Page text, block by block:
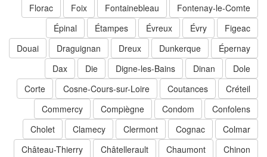
Fontenay-le-Comte
Fontainebleau
Foix
Florac
Figeac
Évry
Évreux
Étampes
Épinal
Épernay
Dunkerque
Dreux
Draguignan
Douai
Dole
Dinan
Digne-les-Bains
Créteil
Coutances
Cosne-Cours-sur-Loire
Corte
Confolens
Condom
Compiègne
Commercy
Colmar
Cognac
Clermont
Clamecy
Cholet
Chinon
Chaumont
Châtellerault
Château-Thierry